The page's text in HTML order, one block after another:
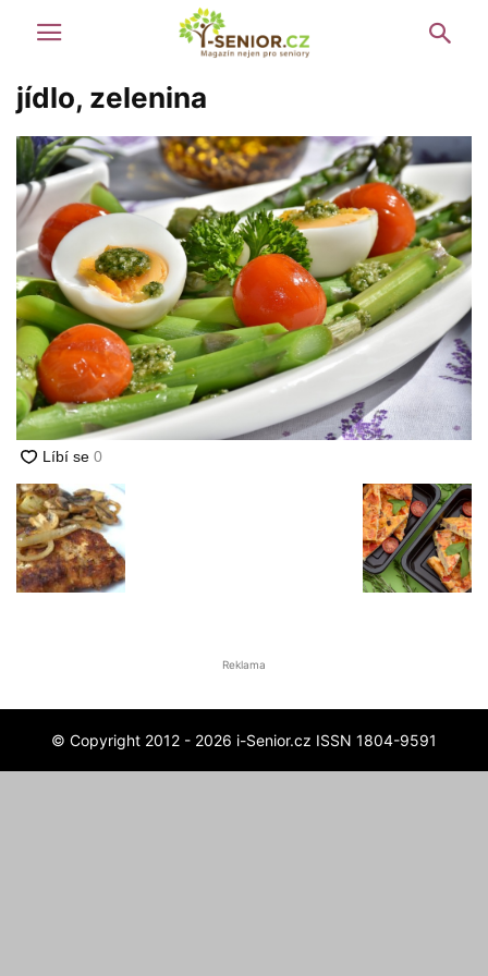
jídlo, zelenina
Reklama
© Copyright 2012 - 2026 i-Senior.cz ISSN 1804-9591